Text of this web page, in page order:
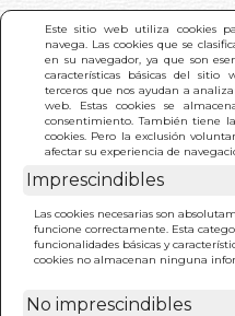
Este sitio web utiliza cookies
navega. Las cookies que se
en su navegador, ya que son
características básicas del sitio
terceros que nos ayudan a
web. Estas cookies se
consentimiento. También tiene
cookies. Pero la exclusión
afectar su experiencia de
Imprescindibles
Las cookies necesarias son
funcione correctamente. Esta
funcionalidades básicas y
cookies no almacenan ninguna
No imprescindibles
INICIO > A UN